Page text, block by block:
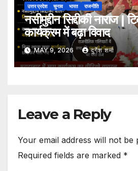
उत्तर प्रदेश चुनाव भारत राजनीति
नसीमुद्दीन सिद्दीकी नाराज |
कार्यक्रम में बढ़ा विवाद
MAY 9, 2026 दुर्गेश शर्मा
Leave a Reply
Your email address will not be
Required fields are marked *